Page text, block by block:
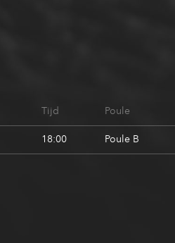
Tijd Poule
18:00 Poule B